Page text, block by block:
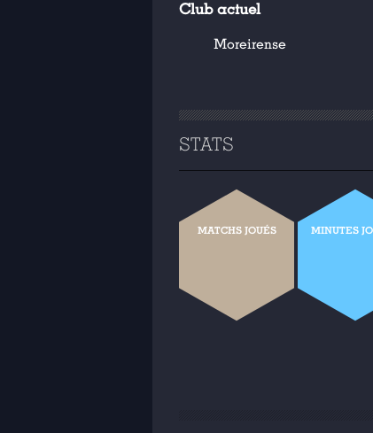
Club actuel
Moreirense
STATS
MATCHS JOUÉS MINUTES